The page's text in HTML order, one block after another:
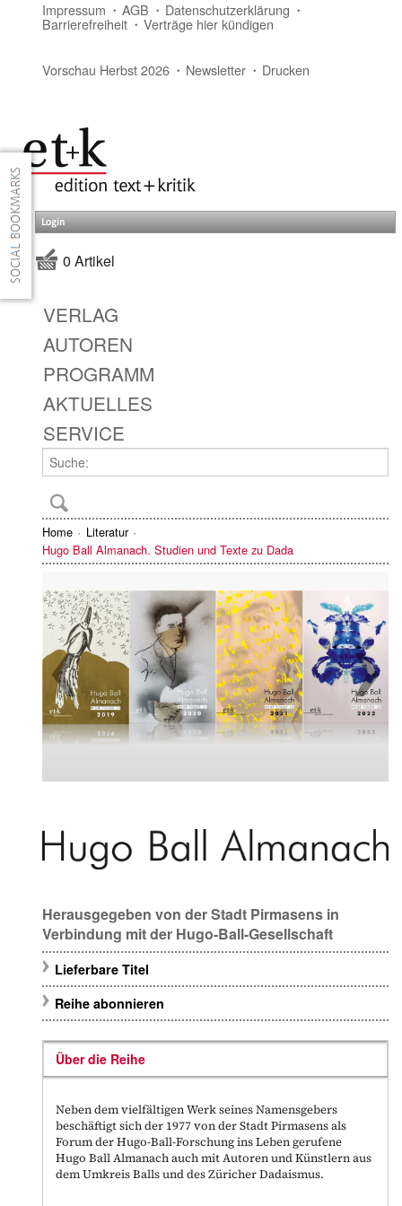
Impressum AGB Datenschutzerklärung
Barrierefreiheit Verträge hier kündigen
Vorschau Herbst 2026 Newsletter Drucken
Login
0 Artikel
VERLAG
AUTOREN
PROGRAMM
AKTUELLES
SERVICE
Home
Literatur
Hugo Ball Almanach. Studien und Texte zu Dada
Herausgegeben von der Stadt Pirmasens in
Verbindung mit der Hugo-Ball-Gesellschaft
Lieferbare Titel
Reihe abonnieren
Über die Reihe
Neben dem vielfältigen Werk seines Namensgebers
beschäftigt sich der 1977 von der Stadt Pirmasens als
Forum der Hugo-Ball-Forschung ins Leben gerufene
Hugo Ball Almanach auch mit Autoren und Künstlern aus
dem Umkreis Balls und des Züricher Dadaismus.